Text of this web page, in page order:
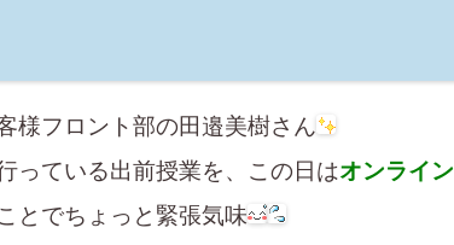
様フロント部の田邉美樹さん
っている出前授業を、この日はオンライン
とでちょっと緊張気味